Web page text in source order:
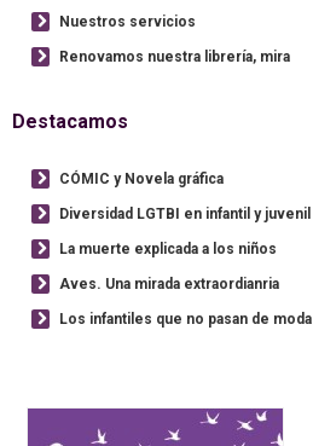
Nuestros servicios
Renovamos nuestra librería, mira
Destacamos
CÓMIC y Novela gráfica
Diversidad LGTBI en infantil y juvenil
La muerte explicada a los niños
Aves. Una mirada extraordianria
Los infantiles que no pasan de moda